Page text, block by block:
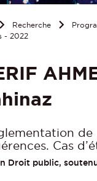
Recherche
- 2022
Cas
Droit public,